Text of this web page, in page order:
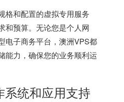
格和配置的虚拟专用服务
和预算。无论您是个人网
电子商务平台，澳洲VPS都
能力，确保您的业务顺利运
统和应用支持